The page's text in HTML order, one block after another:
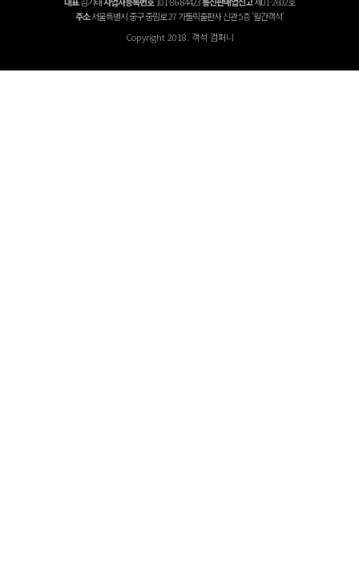
주소서울특별시 중구 중림로 27 가톨릭출판사 신관 5층 '월간객석'
Copyright 2018. 객석 컴퍼니